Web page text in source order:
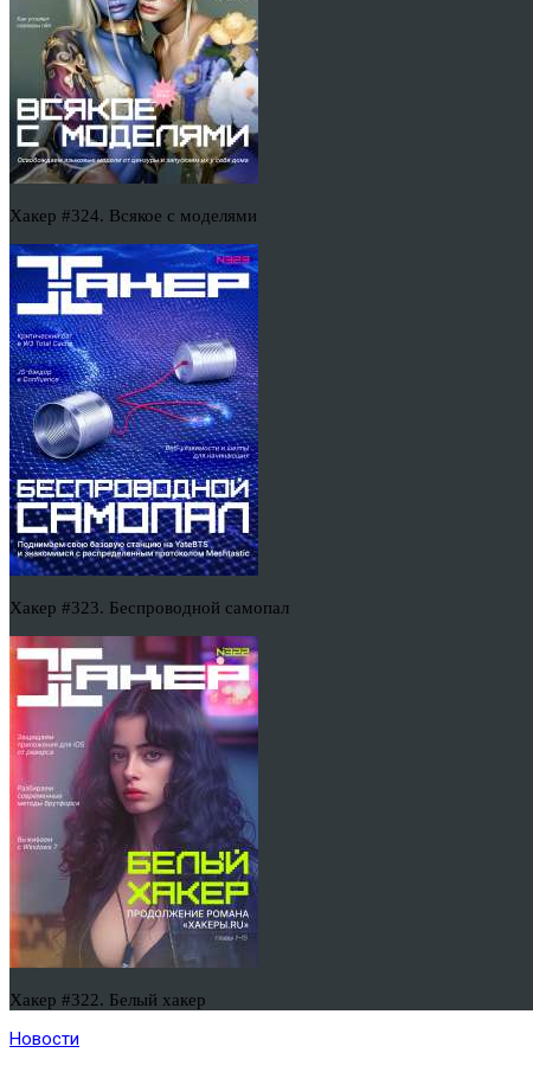
Хакер #324. Всякое с моделями
Хакер #323. Беспроводной самопал
Хакер #322. Белый хакер
Новости